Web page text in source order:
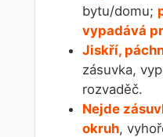
bytu/domu;
vypadává
Jiskří,
zásuvka,
rozvaděč.
Nejde
okruh,